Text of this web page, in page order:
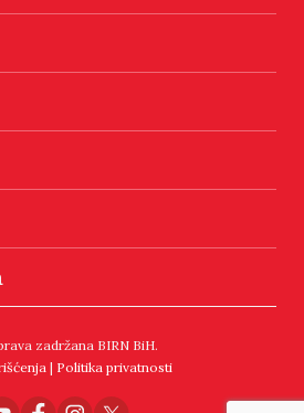
zadržana BIRN BiH.
| Politika privatnosti